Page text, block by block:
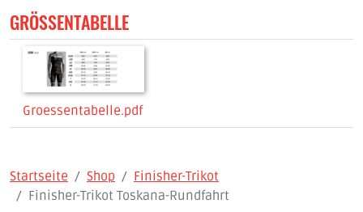
GRÖSSENTABELLE
Groessentabelle.pdf
Startseite Shop
Finisher-Trikot
Finisher-Trikot Toskana-Rundfahrt